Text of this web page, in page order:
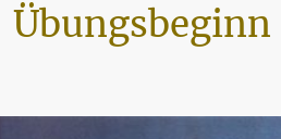
Übungsbeginn